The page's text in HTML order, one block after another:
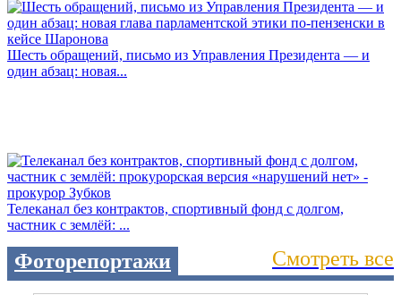
Шесть обращений, письмо из Управления Президента — и
один абзац: новая...
Телеканал без контрактов, спортивный фонд с долгом,
частник с землёй: ...
Фоторепортажи Смотреть все